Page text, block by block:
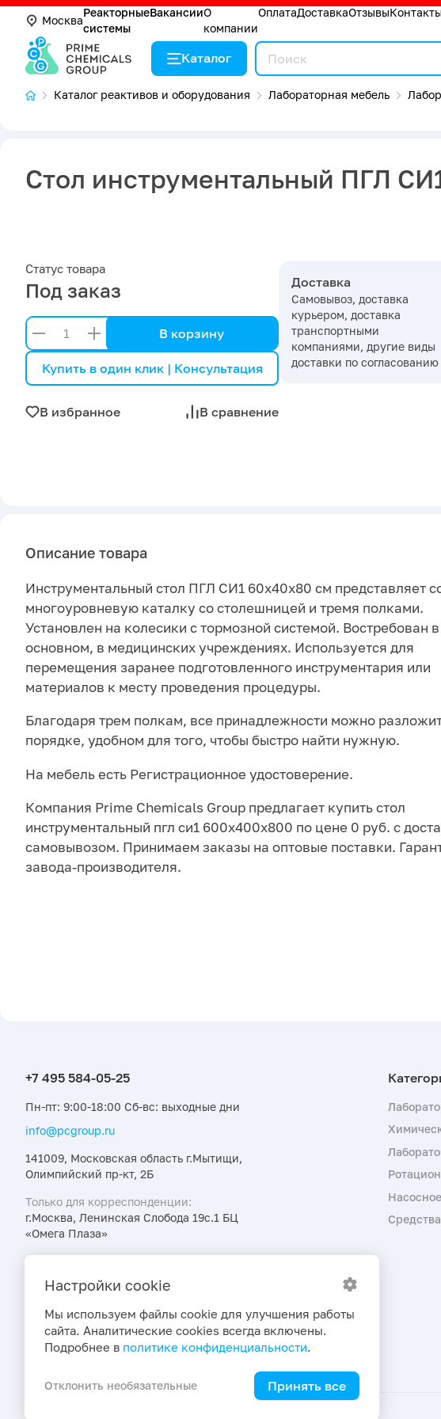
Москва
Реакторные
системы
ВакансииО
компании
ОплатаДоставкаОтзывыКонтакты
Каталог
Каталог реактивов и оборудования
Лабораторная мебель
Стол инструментальный ПГЛ
Статус товара
Под заказ
В корзину
Купить в один клик | Консультация
В избранное В сравнение
Доставка
Самовывоз, доставка
курьером, доставка
транспортными
компаниями, другие виды
доставки по согласованию
Описание товара
Инструментальный стол ПГЛ СИ1 60х40х80 см представляет
многоуровневую каталку со столешницей и тремя полками.
Установлен на колесики с тормозной системой. Востребован в
основном, в медицинских учреждениях. Используется для
перемещения заранее подготовленного инструментария или
материалов к месту проведения процедуры.
Благодаря трем полкам, все принадлежности можно
порядке, удобном для того, чтобы быстро найти нужную.
На мебель есть Регистрационное удостоверение.
Компания Prime Chemicals Group предлагает купить стол
инструментальный пгл си1 600х400х800 по цене 0 руб. с
самовывозом. Принимаем заказы на оптовые поставки.
завода-производителя.
Пн-пт: 9:00-18:00 Сб-вс: выходные дни
info@pcgroup.ru
141009, Московская область г.Мытищи,
Олимпийский пр-кт, 2Б
Только для корреспонденции:
г.Москва, Ленинская Слобода 19с.1 БЦ
«Омега Плаза»
акциях и новостях первыми
Настройки cookie
Мы используем файлы cookie для улучшения работы
сайта. Аналитические cookies всегда включены.
Подробнее в политике конфиденциальности.
Отклонить необязательные Принять все